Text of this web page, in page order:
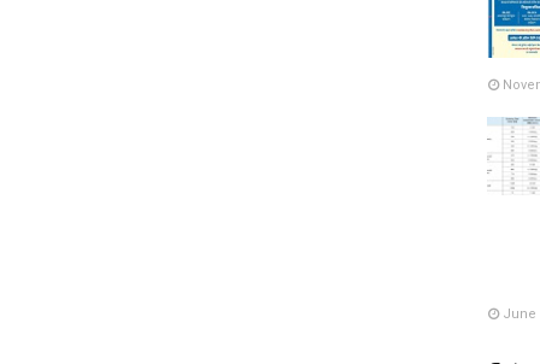
June